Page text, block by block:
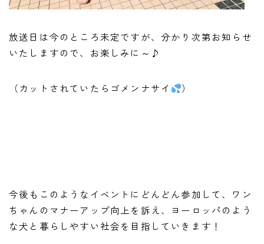
放送日は今のところ未定ですが、分かり次第お知らせ
いたしますので、お楽しみに～♪
（カットされていたらゴメンナサイ ）
今後もこのようなイベントにどんどん参加して、ワン
ちゃんのマナーアップ向上を訴え、ヨーロッパのよう
な犬と暮らしやすい社会を目指していきます！